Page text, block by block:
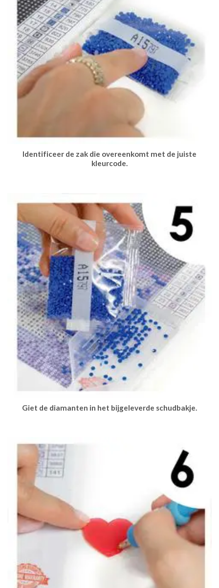
Identificeer de zak die overeenkomt met de juiste
kleurcode.
Giet de diamanten in het bijgeleverde schudbakje.